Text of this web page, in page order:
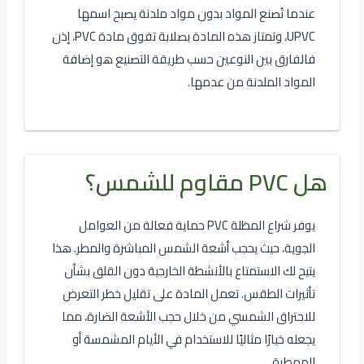
عندما تُصنع المواد بدون مواد ملدنة يصبح اسمها
UPVC، وتمتاز هذه المادة بصلابة تفوق مادة PVC، إذن
فالفارق بين النوعين حسب طريقة التصنيع هو إضافة
المواد الملدنة من عدمها.
هل PVC مقاوم للشمس؟
يوفر شراع المظلة PVC حماية فعالة من العوامل
الجوية، حيث يحجب أشعة الشمس المباشرة والمطر. هذا
يتيح لك الاستمتاع بالأنشطة الخارجية دون القلق بشأن
تأثيرات الطقس. تعمل المادة على تقليل خطر التعرض
للاحتراق الشمسي من خلال حجب الأشعة الضارة، مما
يجعله خيارًا مثاليًا للاستخدام في الأيام المشمسة أو